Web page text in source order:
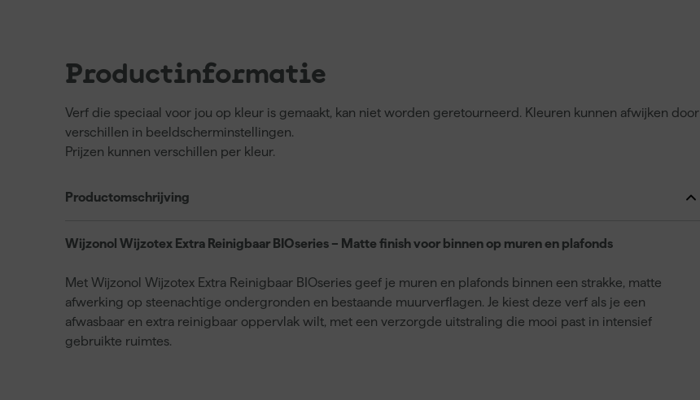
Productinformatie
Verf die speciaal voor jou op kleur is gemaakt, kan niet worden geretourneerd. Kleuren kunnen afwijken door
verschillen in beeldscherminstellingen.
Prijzen kunnen verschillen per kleur.
Productomschrijving
Wijzonol Wijzotex Extra Reinigbaar BIOseries – Matte finish voor binnen op muren en plafonds
Met Wijzonol Wijzotex Extra Reinigbaar BIOseries geef je muren en plafonds binnen een strakke, matte
afwerking op steenachtige ondergronden en bestaande muurverflagen. Je kiest deze verf als je een
afwasbaar en extra reinigbaar oppervlak wilt, met een verzorgde uitstraling die mooi past in intensief
gebruikte ruimtes.